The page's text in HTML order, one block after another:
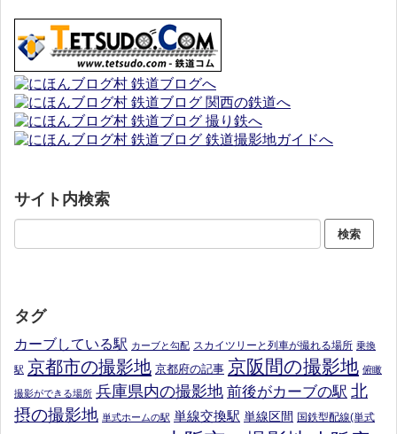
サイト内検索
タグ
カーブしている駅 カーブと勾配 スカイツリーと列車が撮れる場所 乗換
駅 京都市の撮影地 京都府の記事 京阪間の撮影地 俯瞰
撮影ができる場所 兵庫県内の撮影地 前後がカーブの駅 北
摂の撮影地 単式ホームの駅 単線交換駅 単線区間 国鉄型配線(単式